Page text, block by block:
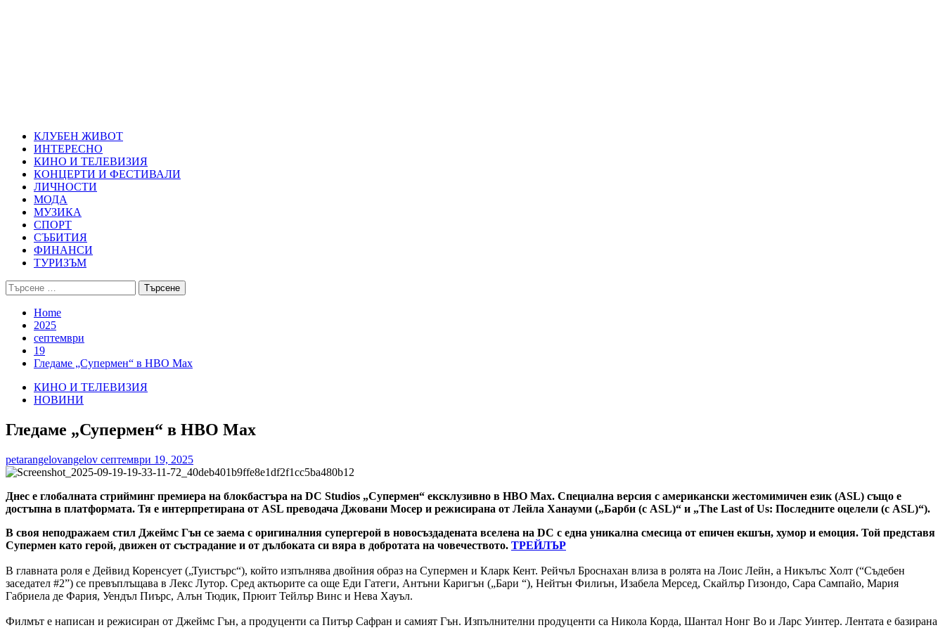
КЛУБЕН ЖИВОТ
ИНТЕРЕСНО
КИНО И ТЕЛЕВИЗИЯ
КОНЦЕРТИ И ФЕСТИВАЛИ
ЛИЧНОСТИ
МОДА
МУЗИКА
СПОРТ
СЪБИТИЯ
ФИНАНСИ
ТУРИЗЪМ
Търсене
за:
Home
2025
септември
19
Гледаме „Супермен“ в HBO Max
КИНО И ТЕЛЕВИЗИЯ
НОВИНИ
Гледаме „Супермен“ в HBO Max
petarangelovangelov септември 19, 2025
Днес е глобалната стрийминг премиера на блокбастъра на DC Studios „Супермен“ ексклузивно в HBO Max. Специална версия с американски жестомимичен език (ASL) също е
достъпна в платформата. Тя е интерпретирана от ASL преводача Джовани Мосер и режисирана от Лейла Ханауми („Барби (с ASL)“ и „The Last of Us: Последните оцелели (с ASL)“).
В своя неподражаем стил Джеймс Гън се заема с оригиналния супергерой в новосъздадената вселена на DC с една уникална смесица от епичен екшън, хумор и емоция. Той представя
Супермен като герой, движен от състрадание и от дълбоката си вяра в добротата на човечеството. ТРЕЙЛЪР
В главната роля е Дейвид Коренсует („Туистърс“), който изпълнява двойния образ на Супермен и Кларк Кент. Рейчъл Броснахaн влиза в ролята на Лоис Лейн, а Никълъс Холт (“Съдебен
заседател #2”) се превъплъщава в Лекс Лутор. Сред актьорите са още Еди Гатеги, Антъни Каригън („Бари “), Нейтън Филиън, Изабела Мерсед, Скайлър Гизондо, Сара Сампайо, Мария
Габриела де Фария, Уендъл Пиърс, Алън Тюдик, Прюит Тейлър Винс и Нева Хауъл.
Филмът е написан и режисиран от Джеймс Гън, а продуценти са Питър Сафран и самият Гън. Изпълнителни продуценти са Никола Корда, Шантал Нонг Во и Ларс Уинтер. Лентата е базирана